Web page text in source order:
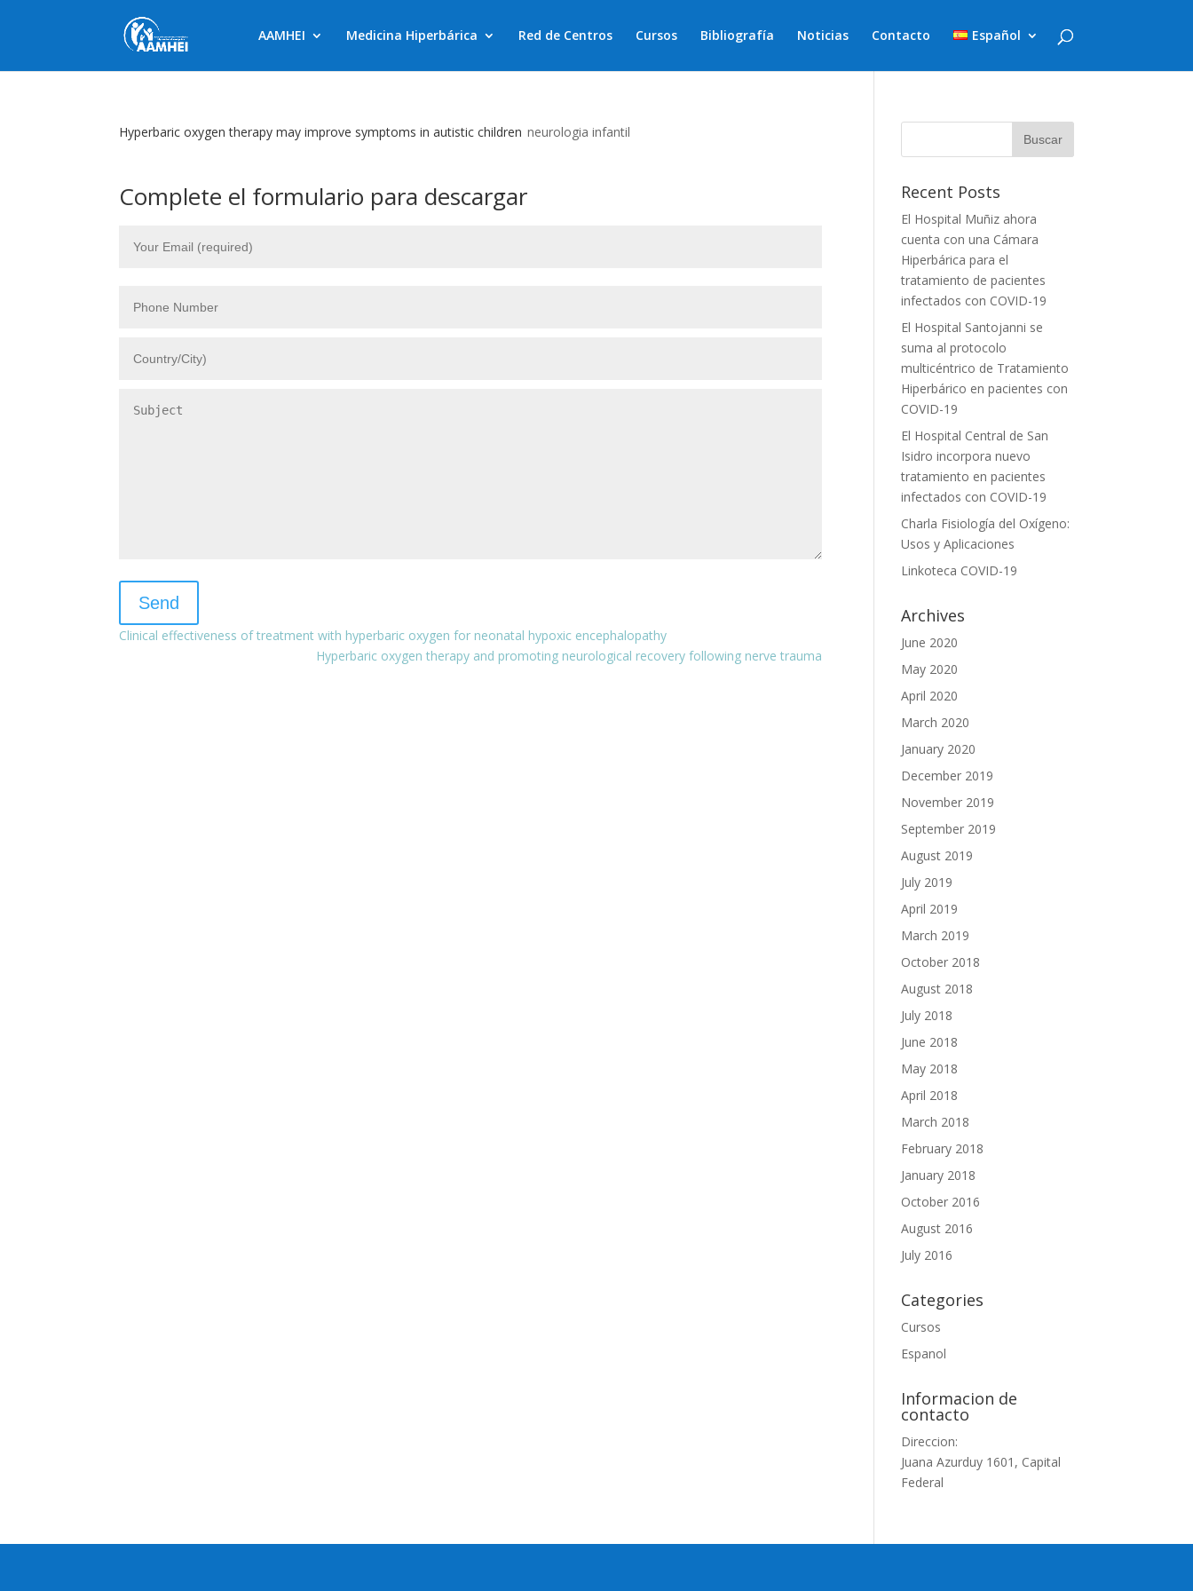
AAMHEI Medicina Hiperbárica Red de Centros Cursos Bibliografía Noticias Contacto Español
Hyperbaric oxygen therapy may improve symptoms in autistic children neurologia infantil
Complete el formulario para descargar
Clinical effectiveness of treatment with hyperbaric oxygen for neonatal hypoxic encephalopathy
Hyperbaric oxygen therapy and promoting neurological recovery following nerve trauma
Recent Posts
El Hospital Muñiz ahora
cuenta con una Cámara
Hiperbárica para el
tratamiento de pacientes
infectados con COVID-19
El Hospital Santojanni se
suma al protocolo
multicéntrico de Tratamiento
Hiperbárico en pacientes con
COVID-19
El Hospital Central de San
Isidro incorpora nuevo
tratamiento en pacientes
infectados con COVID-19
Charla Fisiología del Oxígeno:
Usos y Aplicaciones
Linkoteca COVID-19
Archives
June 2020
May 2020
April 2020
March 2020
January 2020
December 2019
November 2019
September 2019
August 2019
July 2019
April 2019
March 2019
October 2018
August 2018
July 2018
June 2018
May 2018
April 2018
March 2018
February 2018
January 2018
October 2016
August 2016
July 2016
Categories
Cursos
Espanol
Informacion de
contacto
Direccion:
Juana Azurduy 1601, Capital
Federal